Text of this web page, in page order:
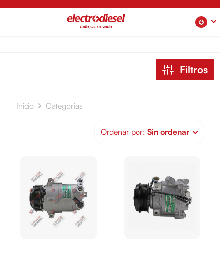
Filtros
Inicio Categorias
Ordenar por: Sin ordenar